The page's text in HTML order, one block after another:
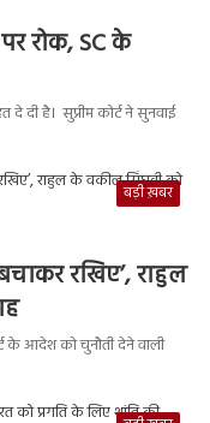
रोक, SC के
दे दी है। सुप्रीम कोर्ट ने सुनवाई
बड़ी ख़बर
रखिए’, राहुल
के आदेश को चुनौती देने वाली